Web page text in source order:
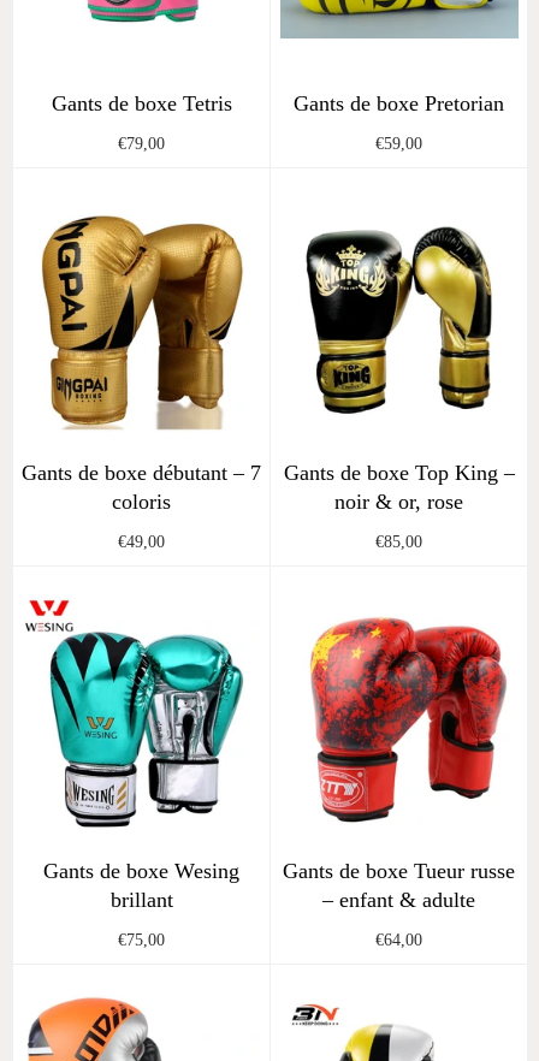
Gants de boxe Tetris
Regular
€79,00
Gants de boxe Pretorian
Regular
€59,00
Gants de boxe débutant – 7
coloris
Regular
€49,00
Gants de boxe Top King –
noir & or, rose
Regular
€85,00
Gants de boxe Wesing
brillant
Regular
€75,00
Gants de boxe Tueur russe
– enfant & adulte
Regular
€64,00